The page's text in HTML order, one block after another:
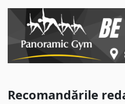
Recomandările